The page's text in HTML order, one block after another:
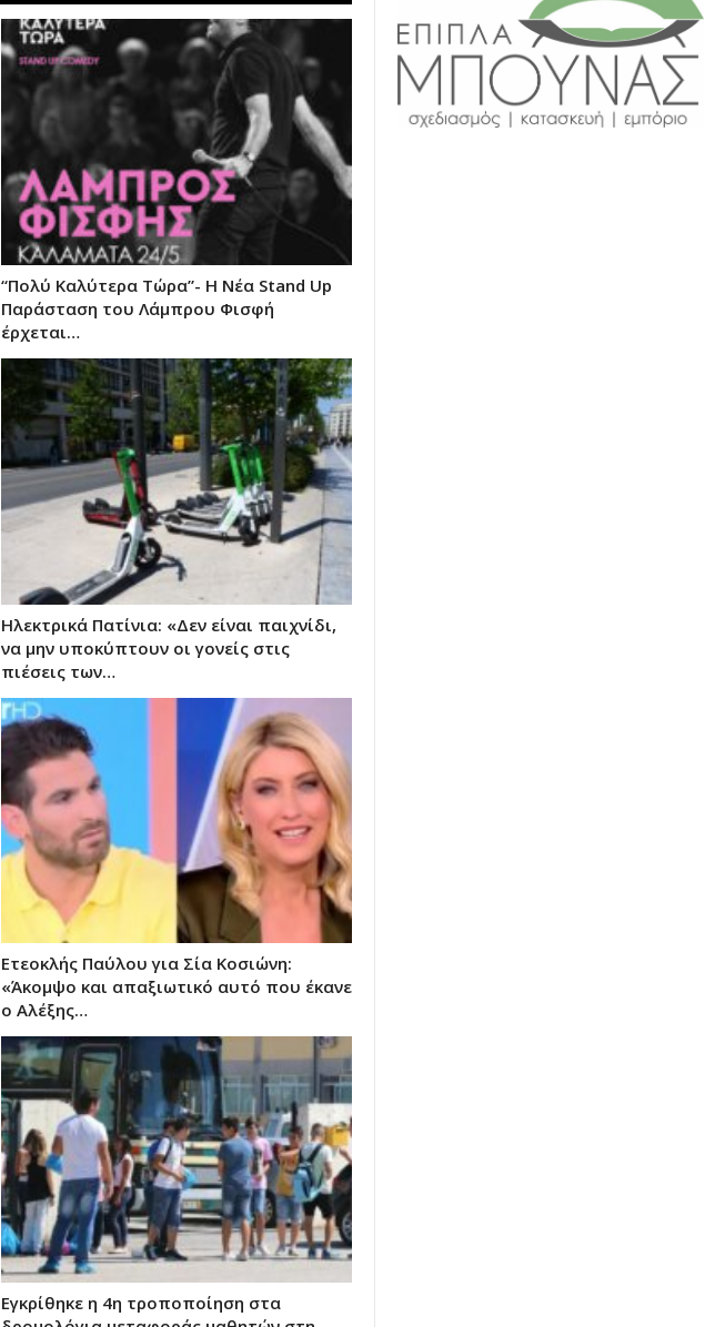
“Πολύ Καλύτερα Τώρα”- Η Νέα Stand Up
Παράσταση του Λάμπρου Φισφή
έρχεται…
Ηλεκτρικά Πατίνια: «Δεν είναι παιχνίδι,
να μην υποκύπτουν οι γονείς στις
πιέσεις των…
Ετεοκλής Παύλου για Σία Κοσιώνη:
«Άκομψο και απαξιωτικό αυτό που έκανε
ο Αλέξης…
Εγκρίθηκε η 4η τροποποίηση στα